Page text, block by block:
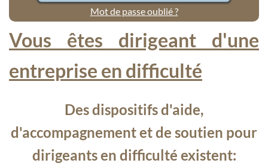
Mot de passe oublié ?
Vous êtes dirigeant d'une
entreprise en difficulté
Des dispositifs d'aide,
d'accompagnement et de soutien pour
dirigeants en difficulté existent: